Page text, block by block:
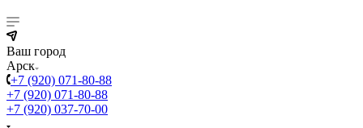
Ваш город
Арск
+7 (920) 071-80-88
+7 (920) 071-80-88
+7 (920) 037-70-00